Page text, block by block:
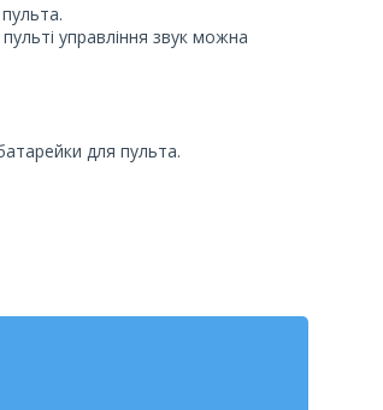
управління звук можна
для пульта.